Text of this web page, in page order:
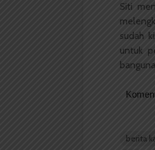
Siti
sudah
untuk
berita